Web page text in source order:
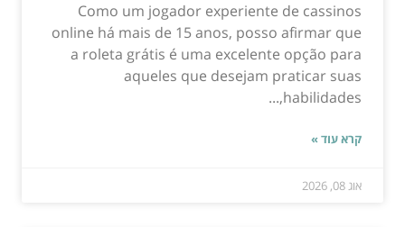
Como um jogador experiente de cassinos
online há mais de 15 anos, posso afirmar que
a roleta grátis é uma excelente opção para
aqueles que desejam praticar suas
habilidades,...
קרא עוד »
אוג 08, 2026